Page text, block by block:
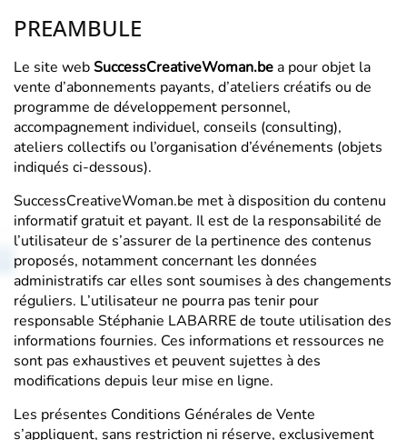
PREAMBULE
Le site web SuccessCreativeWoman.bea pour objet la
vente d’abonnements payants, d’ateliers créatifs ou de
programme de développement personnel,
accompagnement individuel, conseils (consulting),
ateliers collectifs ou l’organisation d’événements (objets
indiqués ci-dessous).
SuccessCreativeWoman.be met à disposition du contenu
informatif gratuit et payant. Il est de la responsabilité de
l’utilisateur de s’assurer de la pertinence des contenus
proposés, notamment concernant les données
administratifs car elles sont soumises à des changements
réguliers. L’utilisateur ne pourra pas tenir pour
responsable Stéphanie LABARRE de toute utilisation des
informations fournies. Ces informations et ressources ne
sont pas exhaustives et peuvent sujettes à des
modifications depuis leur mise en ligne.
Les présentes Conditions Générales de Vente
s’appliquent, sans restriction ni réserve, exclusivement